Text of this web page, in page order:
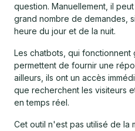
question. Manuellement, il
grand nombre de demandes,
heure du jour et de la nuit.
Les chatbots, qui fonctionnent
permettent de fournir une
ailleurs, ils ont un accès
que recherchent les visiteurs
en temps réel.
Cet outil n'est pas utilisé de la